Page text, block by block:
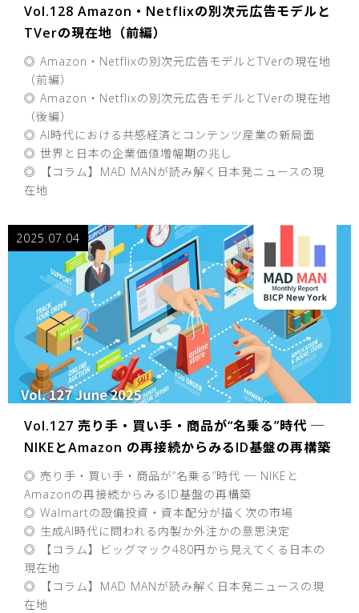
Vol.128 Amazon・Netflixの別次元広告モデルと
TVerの現在地（前編）
◎ Amazon・Netflixの別次元広告モデルとTVerの現在地
（前編）
◎ Amazon・Netflixの別次元広告モデルとTVerの現在地
（後編）
◎ AI時代における共感経済とコンテンツ産業の新局面
◎ 世界と日本の企業価値増幅期の兆し
◎ 【コラム】MAD MANが読み解く日本発ニュースの現
在地
Vol.127 売り手・買い手・商品が“名乗る”時代 ─
NIKEとAmazon の再接続からみるID基盤の再構築
◎ 売り手・買い手・商品が“名乗る”時代 ─ NIKEと
Amazonの再接続からみるID基盤の再構築
◎ Walmartの設備投資・資本配分が描く次の市場
◎ 生成AI時代に問われる内製か外注かの意思決定
◎ 【コラム】ビッグマック480円から見えてくる日本の
現在地
◎ 【コラム】MAD MANが読み解く日本発ニュースの現
在地
2025.07.04